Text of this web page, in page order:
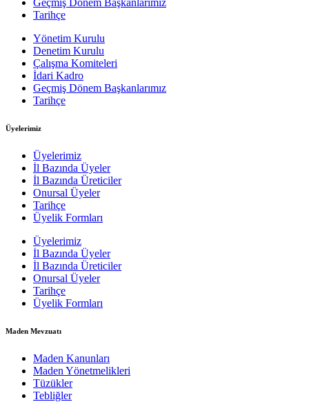
Geçmiş Dönem Başkanlarımız
Tarihçe
Yönetim Kurulu
Denetim Kurulu
Çalışma Komiteleri
İdari Kadro
Geçmiş Dönem Başkanlarımız
Tarihçe
Üyelerimiz
Üyelerimiz
İl Bazında Üyeler
İl Bazında Üreticiler
Onursal Üyeler
Tarihçe
Üyelik Formları
Üyelerimiz
İl Bazında Üyeler
İl Bazında Üreticiler
Onursal Üyeler
Tarihçe
Üyelik Formları
Maden Mevzuatı
Maden Kanunları
Maden Yönetmelikleri
Tüzükler
Tebliğler